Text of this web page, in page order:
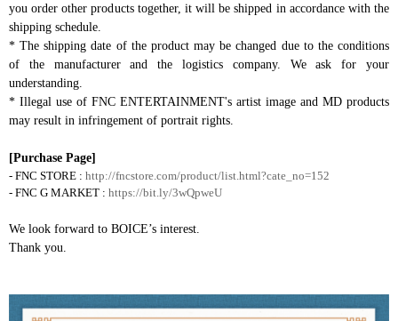
you order other products together, it will be shipped in accordance with the
shipping schedule.
* The shipping date of the product may be changed due to the conditions
of the manufacturer and the logistics company. We ask for your
understanding.
* Illegal use of FNC ENTERTAINMENT's artist image and MD products
may result in infringement of portrait rights.
[Purchase Page]
- FNC STORE : http://fncstore.com/product/list.html?cate_no=152
- FNC G MARKET : https://bit.ly/3wQpweU
We look forward to BOICE’s interest.
Thank you.